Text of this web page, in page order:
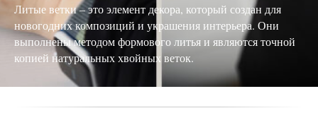
Литые ветки – это элемент декора, который создан для
новогодних композиций и украшения интерьера. Они
выполнены методом формового литья и являются точной
копией натуральных хвойных веток.